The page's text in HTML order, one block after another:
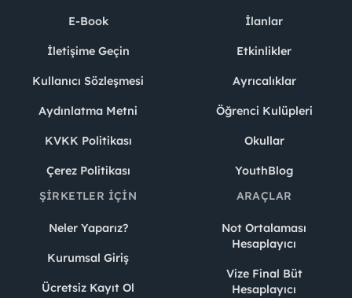
E-Book
İletişime Geçin
Kullanıcı Sözleşmesi
Aydınlatma Metni
KVKK Politikası
Çerez Politikası
İlanlar
Etkinlikler
Ayrıcalıklar
Öğrenci Kulüpleri
Okullar
YouthBlog
ŞIRKETLER İÇIN
Neler Yaparız?
Kurumsal Giriş
Ücretsiz Kayıt Ol
ARAÇLAR
Not Ortalaması
Hesaplayıcı
Vize Final Büt
Hesaplayıcı